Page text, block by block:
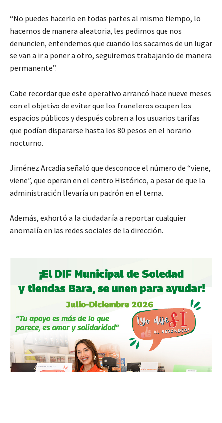
“No puedes hacerlo en todas partes al mismo tiempo, lo
hacemos de manera aleatoria, les pedimos que nos
denuncien, entendemos que cuando los sacamos de un lugar
se van a ir a poner a otro, seguiremos trabajando de manera
permanente”.
Cabe recordar que este operativo arrancó hace nueve meses
con el objetivo de evitar que los franeleros ocupen los
espacios públicos y después cobren a los usuarios tarifas
que podían dispararse hasta los 80 pesos en el horario
nocturno.
Jiménez Arcadia señaló que desconoce el número de “viene,
viene”, que operan en el centro Histórico, a pesar de que la
administración llevaría un padrón en el tema.
Además, exhortó a la ciudadanía a reportar cualquier
anomalía en las redes sociales de la dirección.